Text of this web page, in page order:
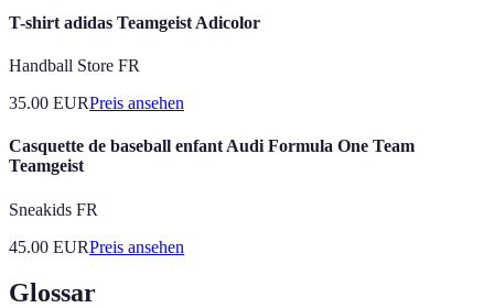
T-shirt adidas Teamgeist Adicolor
Handball Store FR
35.00 EURPreis ansehen
Casquette de baseball enfant Audi Formula One Team
Teamgeist
Sneakids FR
45.00 EURPreis ansehen
Glossar